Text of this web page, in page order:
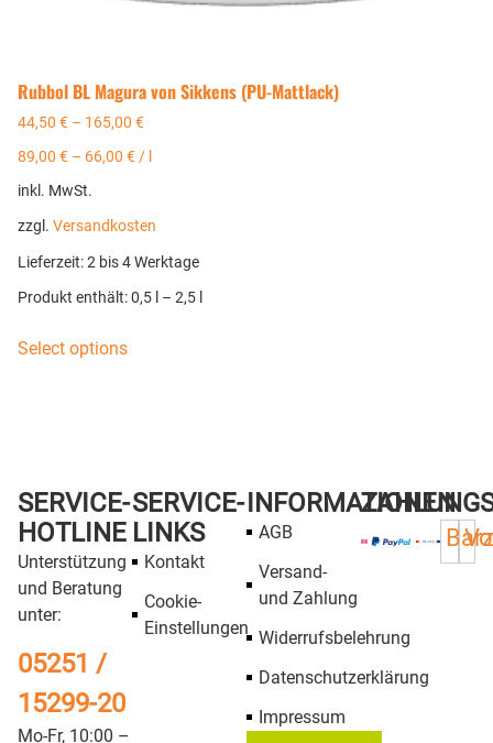
Rubbol BL Magura von Sikkens (PU-Mattlack)
44,50 € – 165,00 €
89,00 € – 66,00 € /
inkl. MwSt.
zzgl. Versandkosten
Lieferzeit:2 bis 4 Werktage
Produkt enthält: 0,5 – 2,5
Select options
SERVICE-
HOTLINE
Unterstützung
und Beratung
unter:
05251 /
15299-20
Mo-Fr, 10:00 –
SERVICE-
LINKS
Kontakt
Cookie-
Einstellungen
INFORMATIONEN
AGB
Versand-
und Zahlung
Widerrufsbelehrung
Datenschutzerklärung
Impressum